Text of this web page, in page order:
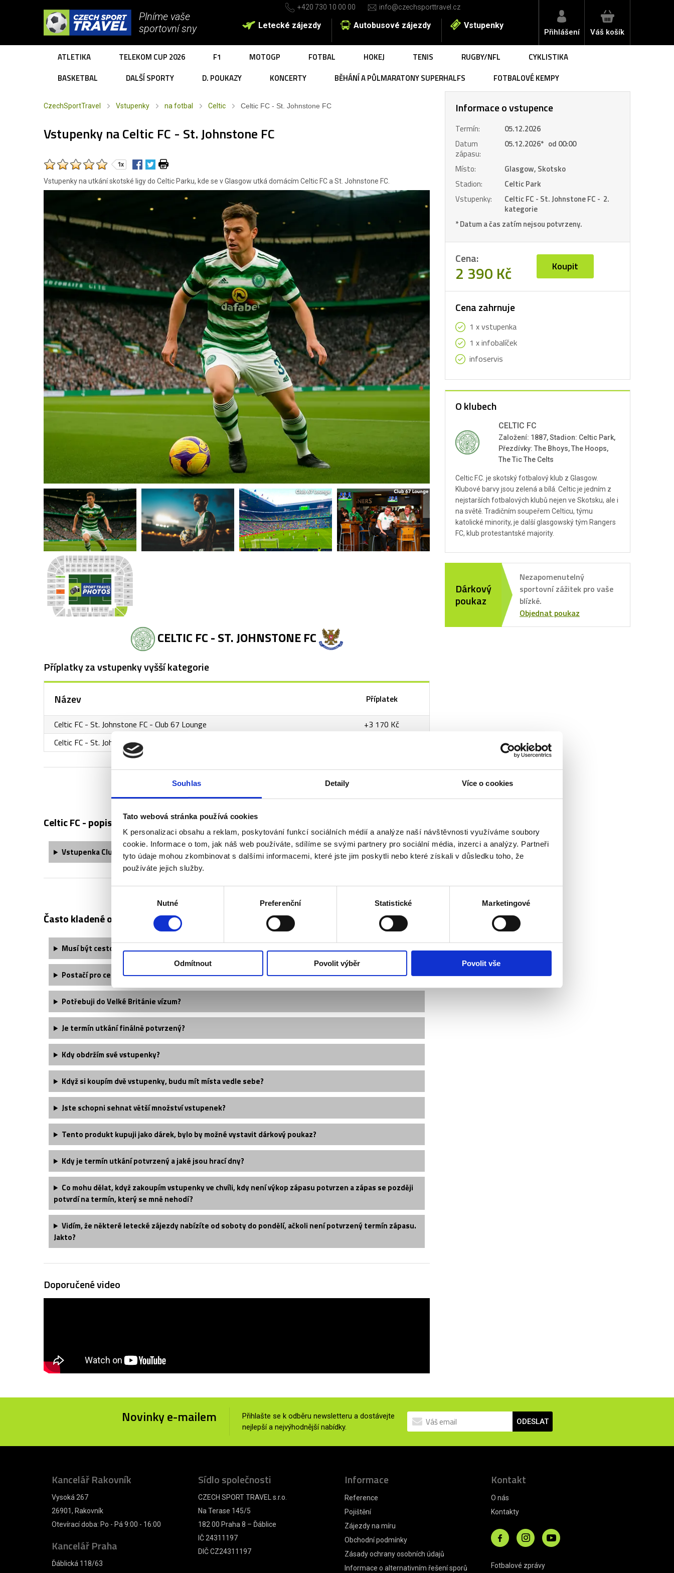
Souhlas Detaily Více o cookies
Tato webová stránka používá cookies
K personalizaci obsahu a reklam, poskytování funkcí sociálních médií a analýze naší návštěvnosti využíváme soubory
cookie. Informace o tom, jak náš web používáte, sdílíme se svými partnery pro sociální média, inzerci a analýzy. Partneři
tyto údaje mohou zkombinovat s dalšími informacemi, které jste jim poskytli nebo které získali v důsledku toho, že
používáte jejich služby.
Nutné Preferenční Statistické Marketingové
Odmítnout Povolit výběr Povolit vše
Plníme vaše
sportovní sny
+420 730 10 00 00 info@czechsporttravel.cz
Letecké zájezdy Autobusové zájezdy Vstupenky
Přihlášení Váš košík
ATLETIKA TELEKOM CUP 2026 F1 MOTOGP FOTBAL HOKEJ TENIS RUGBY/NFL
CYKLISTIKA
BASKETBAL
DALŠÍ SPORTY D. POUKAZY KONCERTY BĚHÁNÍ A PŮLMARATONY SUPERHALFS FOTBALOVÉ KEMPY
CzechSportTravel Vstupenky na fotbal Celtic Celtic FC - St. Johnstone FC
Vstupenky na Celtic FC - St. Johnstone FC
1x
Vstupenky na utkání skotské ligy do Celtic Parku, kde se v Glasgow utká domácím Celtic FC a St. Johnstone FC.
CELTIC FC - ST. JOHNSTONE FC
Příplatky za vstupenky vyšší kategorie
Název Příplatek
Celtic FC - St. Johnstone FC - Club 67 Lounge
+3 170 Kč
Celtic FC - St. Johnstone FC - VIP West Brewery
Celtic FC - popis vstupenek ↓
Vstupenka Club 67 Lounge obsahuje:
Často kladené otázky:
Musí být cestovní pas platný i nějakou dobu po návratu z Velké Británie?
Postačí pro cestu do Velké Británie občanský průkaz?
Potřebuji do Velké Británie vízum?
Je termín utkání finálně potvrzený?
Kdy obdržím své vstupenky?
Když si koupím dvě vstupenky, budu mít místa vedle sebe?
Jste schopni sehnat větší množství vstupenek?
Tento produkt kupuji jako dárek, bylo by možné vystavit dárkový poukaz?
Kdy je termín utkání potvrzený a jaké jsou hrací dny?
Co mohu dělat, když zakoupím vstupenky ve chvíli, kdy není výkop zápasu potvrzen a zápas se později
potvrdí na termín, který se mně nehodí?
Vidím, že některé letecké zájezdy nabízíte od soboty do pondělí, ačkoli není potvrzený termín zápasu.
Jakto?
Doporučené video
Informace o vstupence
Termín:
05.12.2026
Datum
zápasu:
05.12.2026* od 00:00
Místo:
Glasgow, Skotsko
Stadion:
Celtic Park
Vstupenky:
Celtic FC - St. Johnstone FC - 2.
kategorie
* Datum a čas zatím nejsou potvrzeny.
Cena:
2 390 Kč Koupit
Cena zahrnuje
1 x vstupenka
1 x infobalíček
infoservis
O klubech
CELTIC FC
Založení: 1887, Stadion: Celtic Park,
Přezdívky: The Bhoys, The Hoops,
The Tic The Celts
Celtic F.C. je skotský fotbalový klub z Glasgow.
Klubové barvy jsou zelená a bílá. Celtic je jedním z
nejstarších fotbalových klubů nejen ve Skotsku, ale i
na světě. Tradičním soupeřem Celticu, týmu
katolické minority, je další glasgowský tým Rangers
FC, klub protestantské majority.
Dárkový
poukaz
Nezapomenutelný
sportovní zážitek pro vaše
blízké.
Objednat poukaz
Novinky e-mailem
Přihlašte se k odběru newsletteru a dostávejte
nejlepší a nejvýhodnější nabídky.
ODESLAT
Kancelář Rakovník
Vysoká 267
26901, Rakovník
Otevírací doba: Po - Pá 9:00 - 16:00
Kancelář Praha
Ďáblická 118/63
Sídlo společnosti
CZECH SPORT TRAVEL s.r.o.
Na Terase 145/5
182 00 Praha 8 – Ďáblice
IČ 24311197
DIČ CZ24311197
Informace
Reference
Pojištění
Zájezdy na míru
Obchodní podmínky
Zásady ochrany osobních údajů
Informace o alternativním řešení sporů
Kontakt
O nás
Kontakty
Fotbalové zprávy